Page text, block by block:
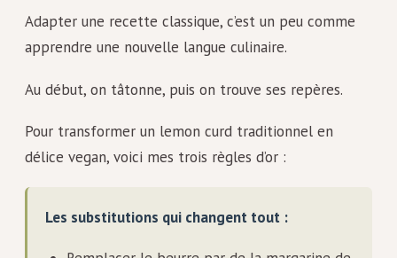
Adapter une recette classique, c’est un peu comme
apprendre une nouvelle langue culinaire.
Au début, on tâtonne, puis on trouve ses repères.
Pour transformer un lemon curd traditionnel en
délice vegan, voici mes trois règles d’or :
Les substitutions qui changent tout :